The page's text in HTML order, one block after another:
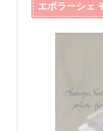
エポラーシェ